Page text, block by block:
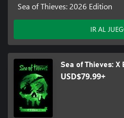
Sea of Thieves: 2026 Edition
IR AL
Sea of Thieves: X
USD$79.99+